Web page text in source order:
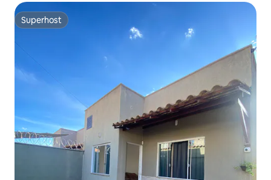
Superhost
Superhost